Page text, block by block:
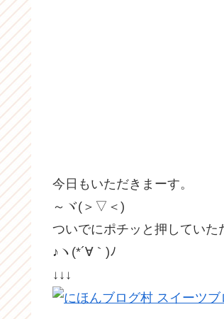
今日もいただきまーす。
～ヾ(＞▽＜)
ついでにポチッと押していた
♪ヽ(*´∀｀)ﾉ
↓↓↓